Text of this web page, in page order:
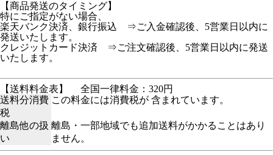
【商品発送のタイミング】
特にご指定がない場合、
楽天バンク決済、銀行振込 ⇒ご入金確認後、5営業日以内に
発送いたします。
クレジットカード決済 ⇒ご注文確認後、5営業日以内に発送
いたします。
【送料料金表】
全国一律料金：320円
送料分消費
税
この料金には消費税が 含まれています。
離島他の扱
い
離島・一部地域でも追加送料がかかることはあり
ません。